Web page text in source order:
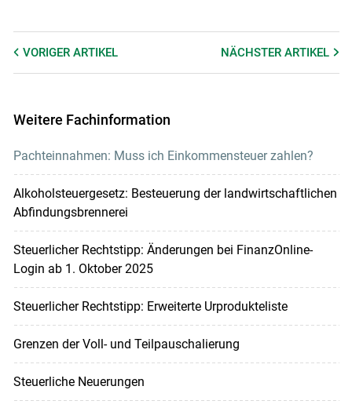
VORIGER ARTIKEL NÄCHSTERARTIKEL
Weitere Fachinformation
Pachteinnahmen: Muss ich Einkommensteuer zahlen?
Alkoholsteuergesetz: Besteuerung der landwirtschaftlichen
Abfindungsbrennerei
Steuerlicher Rechtstipp: Änderungen bei FinanzOnline-
Login ab 1. Oktober 2025
Steuerlicher Rechtstipp: Erweiterte Urprodukteliste
Grenzen der Voll- und Teilpauschalierung
Steuerliche Neuerungen